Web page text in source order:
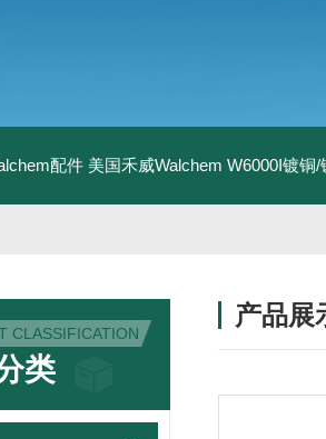
配件 美国禾威Walchem W6000I镀铜
CLASSIFICATION
类
产品展